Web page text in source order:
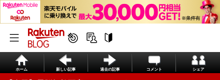
ホーム 新しい記事 過去の記事 コメント シェア